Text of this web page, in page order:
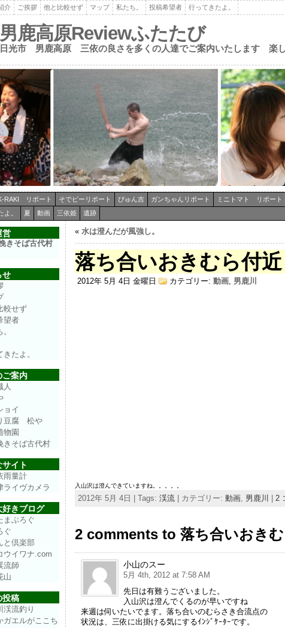
介 ご挨拶 他と比較せず マップ 私たち。 投稿希望者 行ってきたよ。
男鹿高原Reviewふたたび
日光市 男鹿高原 三依の良さを多くの人達でご案内いたします 楽し
RAKI リポート そでピーリポート ぴゅん吉 ガンちゃんリポート ミニトマト リポート
よ。
夏 動画 三依姫 遺跡
せ
較せず
望者
たよ。
ご案内
人
ョイ
豆腐 松や
物園
きそば古代村
イト
雨量計
ライヴカメラ
好きブログ
まぶろぐ
ぐ
と倶楽部
ウイワナ.com
流師
山
投稿
渓流釣り
ガエルがここち
« 水は澄んだが風強し。
落ち合いおきむら付
2012年 5月 4日 金曜日 カテゴリー: 動画, 男鹿川
入山沢は澄んできていますね。。。。。
2012年 5月 4日 | Tags: 渓流 | カテゴリー: 動画, 男鹿川 2
2 comments to 落ち合いおき
小山のスー
5月 4th, 2012 at 7:58 AM
先日は有難うございました。
入山沢は澄んでくるのが早いですね
来週は伺いたいでます。落ち合いのむらさき合流点の
状況は、三依に出掛ける気にするｲﾝｼﾞｹｰﾀｰです。